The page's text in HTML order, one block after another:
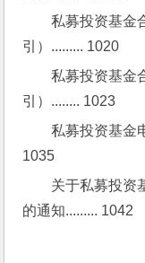
私募投资基金
引）......... 1020
私募投资基金
引）........ 1023
私募投资基金
1035
关于私募投资
的通知......... 1042